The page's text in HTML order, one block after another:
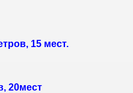
15 мест.
20мест